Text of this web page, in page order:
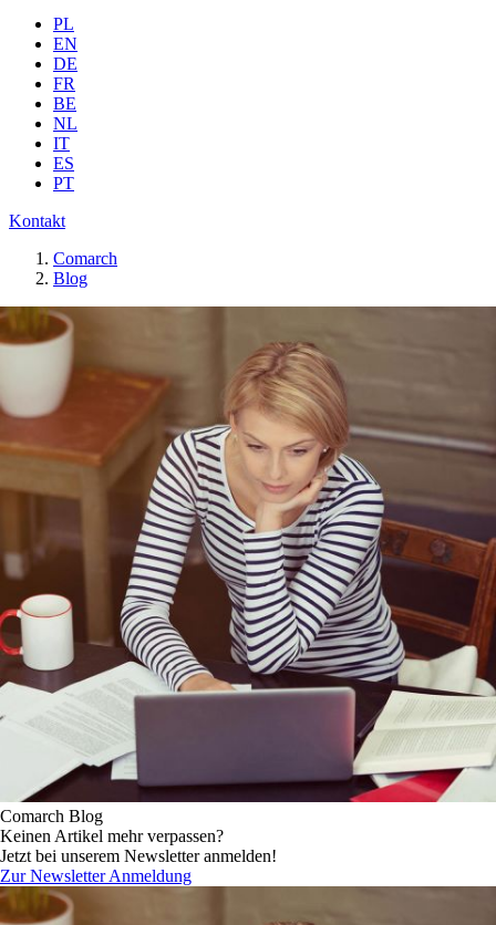
PL
EN
DE
FR
BE
NL
IT
ES
PT
Kontakt
Comarch
Blog
Comarch Blog
Keinen Artikel mehr verpassen?
Jetzt bei unserem Newsletter anmelden!
Zur Newsletter Anmeldung